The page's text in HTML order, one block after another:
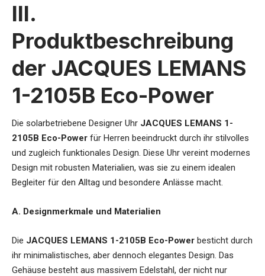
III.
Produktbeschreibung
der JACQUES LEMANS
1-2105B Eco-Power
Die solarbetriebene Designer Uhr JACQUES LEMANS 1-
2105B Eco-Power für Herren beeindruckt durch ihr stilvolles
und zugleich funktionales Design. Diese Uhr vereint modernes
Design mit robusten Materialien, was sie zu einem idealen
Begleiter für den Alltag und besondere Anlässe macht.
A. Designmerkmale und Materialien
Die JACQUES LEMANS 1-2105B Eco-Power besticht durch
ihr minimalistisches, aber dennoch elegantes Design. Das
Gehäuse besteht aus massivem Edelstahl, der nicht nur